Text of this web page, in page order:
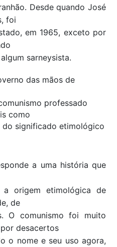
Desde quando José
foi
em 1965, exceto por
sarneysista.
das mãos de
professado
como
do significado etimológico
a uma história que
origem etimológica de
de
O comunismo foi muito
desacertos
o nome e seu uso agora,